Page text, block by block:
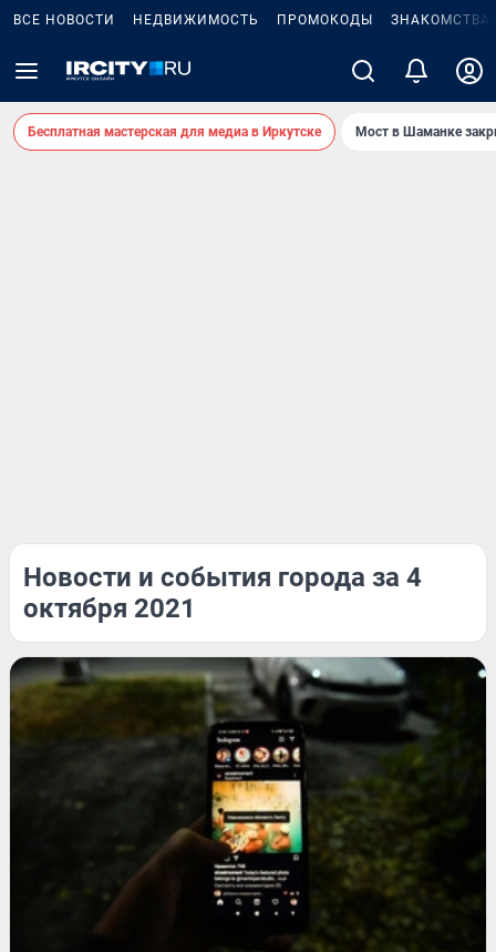
ВСЕ НОВОСТИ НЕДВИЖИМОСТЬ ПРОМОКОДЫ ЗНАКОМСТВА
Бесплатная мастерская для медиа в Иркутске Мост в Шаманке
Новости и события города за 4
октября 2021